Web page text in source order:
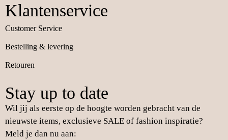
Klantenservice
Customer Service
Bestelling & levering
Retouren
Stay up to date
Wil jij als eerste op de hoogte worden gebracht van de
nieuwste items, exclusieve SALE of fashion inspiratie?
Meld je dan nu aan: